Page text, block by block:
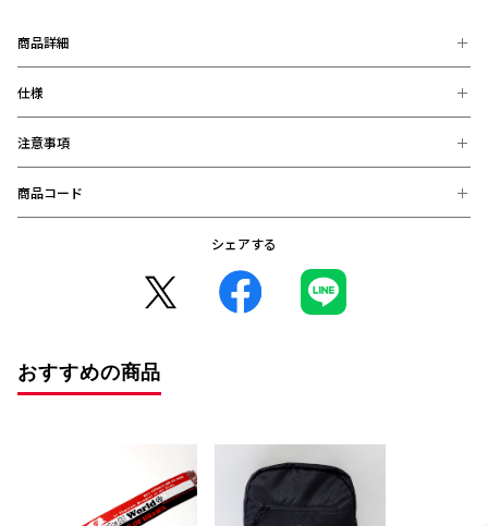
商品詳細
「浦和から世界へ！」あなたの日常に「フットボールの旅」を添
えるキーホルダーです。
仕様
【素材】
アクリル
【サイズ】
注意事項
※お届け後の、お客様都合による、返品、交換は出来ません。ご注意く
ださい。
メーカー・機種・画面設定等により、実際の商品の色と異なって見える
※デザインなどの仕様が予告なく変更になることがございます。
○コンビニ決済をご利用のお客様へ○
自動的にキャンセルとなりますので、十分にご注意下さい。
※2020年12月1日から、振り込み期限が7日から3日に短縮となりまし
商品コード
シェアする
おすすめの商品